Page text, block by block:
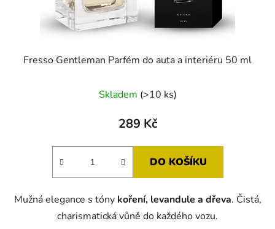
Fresso Gentleman Parfém do auta a interiéru 50 ml
hodnocení
produktu
5,0
hvězdiček.
Skladem (>10 ks)
289 Kč
DO KOŠÍKU
Mužná elegance s tóny koření, levandule a dřeva. Čistá,
charismatická vůně do každého vozu.